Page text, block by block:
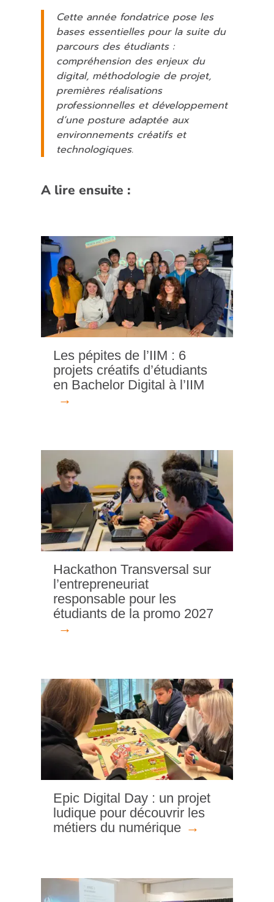
Cette année fondatrice pose les
bases essentielles pour la suite du
parcours des étudiants :
compréhension des enjeux du
digital, méthodologie de projet,
premières réalisations
professionnelles et développement
d’une posture adaptée aux
environnements créatifs et
technologiques.
A lire ensuite :
Les pépites de l’IIM : 6
projets créatifs d’étudiants
en Bachelor Digital à l’IIM
Hackathon Transversal sur
l’entrepreneuriat
responsable pour les
étudiants de la promo 2027
Epic Digital Day : un projet
ludique pour découvrir les
métiers du numérique